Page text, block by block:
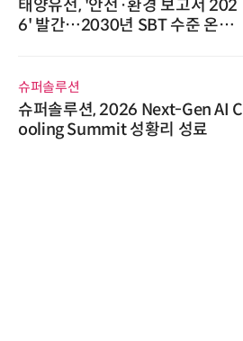
태양유전, '안전·환경 보고서 202
6' 발간…2030년 SBT 수준 온실
슈퍼솔루션
슈퍼솔루션, 2026 Next-Gen AI C
ooling Summit 성황리 성료